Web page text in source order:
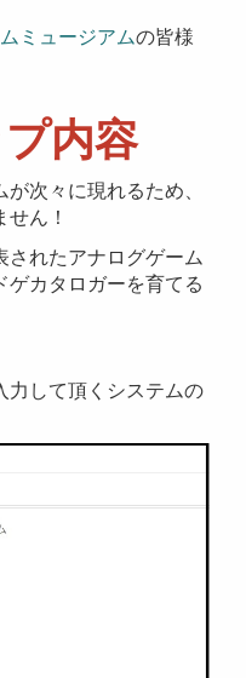
ミュージアムの皆様
内容
次々に現れるため、
ん！
されたアナログゲーム
ゲカタロガーを育てる
力して頂くシステムの